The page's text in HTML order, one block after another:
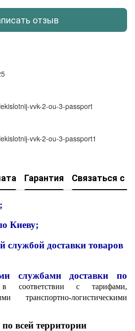
отзыв
vvk-2-ou-3-passport
vvk-2-ou-3-passport1
Гарантия Связаться с
Киеву;
службой доставки товаров
службами доставки по
в соответствии с тарифами,
транспортно-логистическими
всей территории